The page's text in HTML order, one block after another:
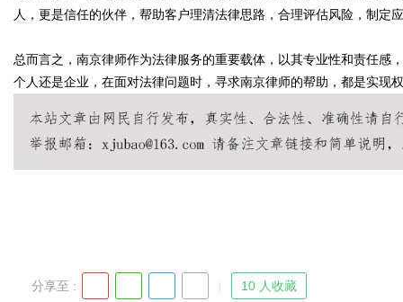
d
人，更是信任的伙伴，帮助客户理清法律思路，合理评估风险，制定
总而言之，南京律师作为法律服务的重要载体，以其专业性和责任感
个人还是企业，在面对法律问题时，寻求南京律师的帮助，都是实现
分享至 : 10 人收藏